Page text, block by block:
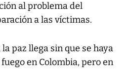
al problema del
a las víctimas.
paz llega sin que se haya
en Colombia, pero en